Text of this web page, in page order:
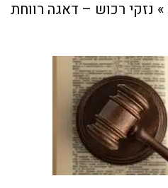
» נזקי רכוש – דאגה רווחת